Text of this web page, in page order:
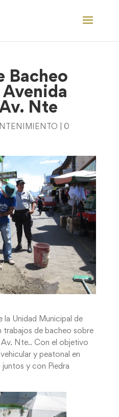
Bacheo
Avenida
Nte
0
la Unidad Municipal de
trabajos de bacheo sobre
Av. Nte.. Con el objetivo
y peatonal en
y con Piedra